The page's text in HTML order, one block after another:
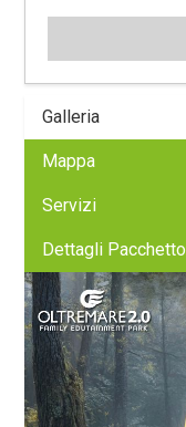
Galleria
Mappa
Servizi
Dettagli Pacchetto